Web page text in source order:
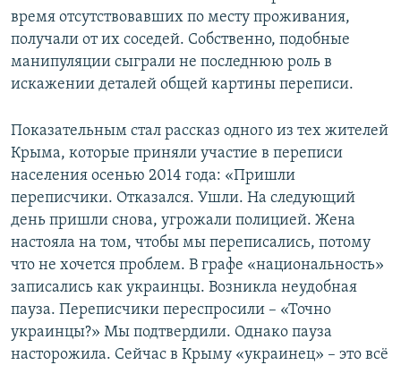
время отсутствовавших по месту проживания,
получали от их соседей. Собственно, подобные
манипуляции сыграли не последнюю роль в
искажении деталей общей картины переписи.
Показательным стал рассказ одного из тех жителей
Крыма, которые приняли участие в переписи
населения осенью 2014 года: «Пришли
переписчики. Отказался. Ушли. На следующий
день пришли снова, угрожали полицией. Жена
настояла на том, чтобы мы переписались, потому
что не хочется проблем. В графе «национальность»
записались как украинцы. Возникла неудобная
пауза. Переписчики переспросили – «Точно
украинцы?» Мы подтвердили. Однако пауза
насторожила. Сейчас в Крыму «украинец» – это всё